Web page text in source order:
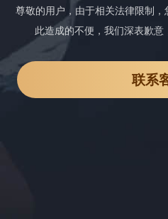
尊敬的用户，由于相关法律限制
此造成的不便，我们深表歉意
联系